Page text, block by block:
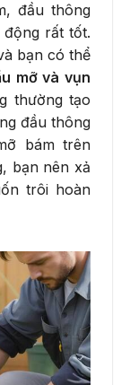
đầu thông
rất tốt.
bạn có thể
mỡ và vụn
thường tạo
đầu thông
bám trên
bạn nên xả
trôi hoàn